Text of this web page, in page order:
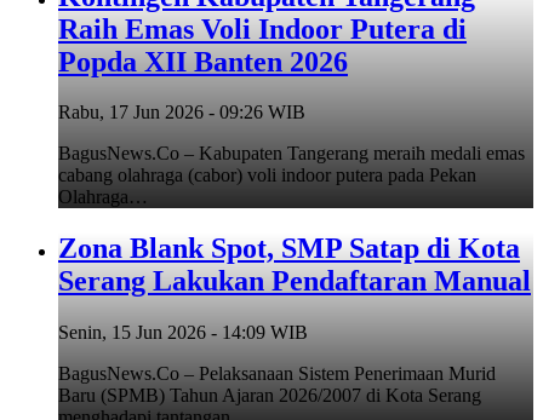
Raih Emas Voli Indoor Putera di
Popda XII Banten 2026
Rabu, 17 Jun 2026 - 09:26 WIB
BagusNews.Co – Kabupaten Tangerang meraih medali emas
cabang olahraga (cabor) voli indoor putera pada Pekan
Olahraga…
Zona Blank Spot, SMP Satap di Kota
Serang Lakukan Pendaftaran Manual
Senin, 15 Jun 2026 - 14:09 WIB
BagusNews.Co – Pelaksanaan Sistem Penerimaan Murid
Baru (SPMB) Tahun Ajaran 2026/2007 di Kota Serang